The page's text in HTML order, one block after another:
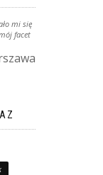
mi się
facet